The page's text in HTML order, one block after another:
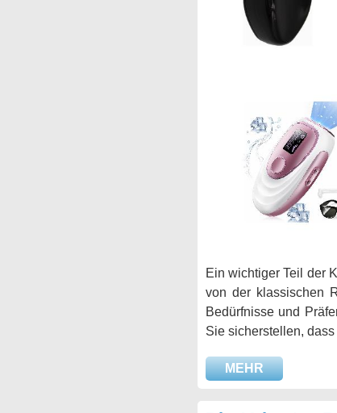
Ein wichtiger Teil der
von der klassischen
Bedürfnisse und
Sie sicherstellen,
MEHR